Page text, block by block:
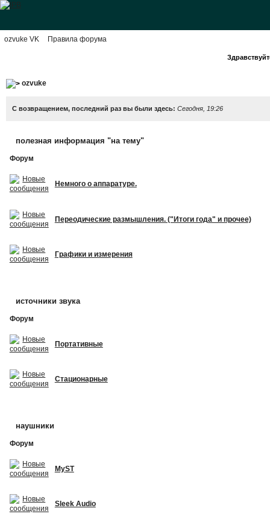
ozvuke VK Правила форума
ozvuke
С возвращением, последний раз вы были здесь: Сегодня, 19:26
полезная информация "на тему"
Форум
Немного о аппаратуре.
Переодические размышления. ("Итоги года" и прочее)
Графики и измерения
источники звука
Форум
Портативные
Стационарные
наушники
Форум
MyST
Sleek Audio